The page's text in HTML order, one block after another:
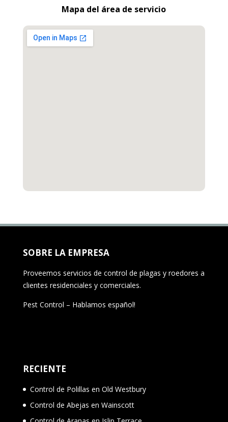
Mapa del área de servicio
SOBRE LA EMPRESA
Proveemos servicios de control de plagas y roedores a
clientes residenciales y comerciales.
Pest Control – Hablamos español!
RECIENTE
Control de Polillas en Old Westbury
Control de Abejas en Wainscott